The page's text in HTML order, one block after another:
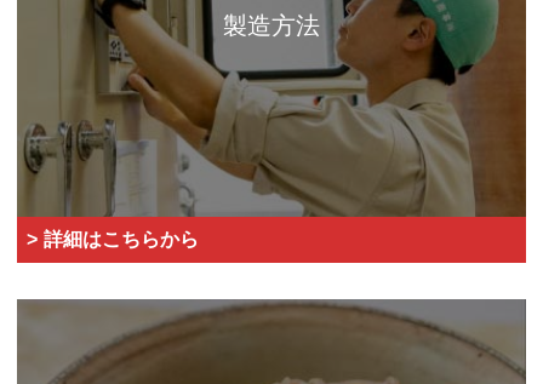
製造方法
詳細はこちらから